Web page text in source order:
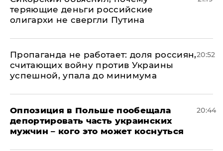
теряющие деньги российские
олигархи не свергли Путина
​Пропаганда не работает: доля россиян,
считающих войну против Украины
успешной, упала до минимума
20:52
Оппозиция в Польше пообещала
депортировать часть украинских
мужчин – кого это может коснуться
20:44